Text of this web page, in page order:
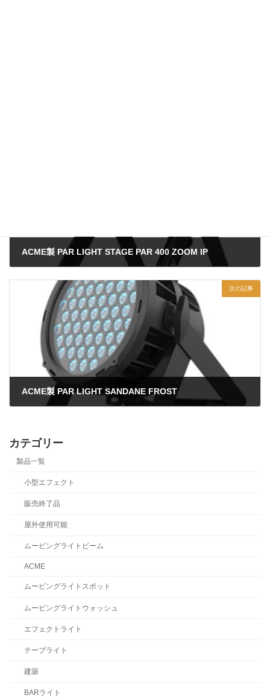
ACME製 PAR LIGHT STAGE PAR 400 ZOOM IP
次の記事
ACME製 PAR LIGHT SANDANE FROST
カテゴリー
製品一覧
小型エフェクト
販売終了品
屋外使用可能
ムービングライトビーム
ACME
ムービングライトスポット
ムービングライトウォッシュ
エフェクトライト
テープライト
建築
BARライト